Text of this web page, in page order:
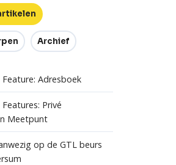
Archief
Adresboek
Privé
Meetpunt
op de GTL beurs